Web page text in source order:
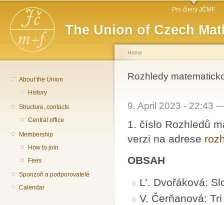
The Union of Czech
Main menu Pro členy JČMF
About the Union
History
Structure, contacts
Central office
Membership
How to join
Fees
Sponzoři a podporovatelé
Calendar
You are here
Home
Rozhledy
9. April 2023 - 22:43
1. číslo Rozhledů
verzi na adrese
OBSAH
L’. Dvořáková:
V. Čerňanová: